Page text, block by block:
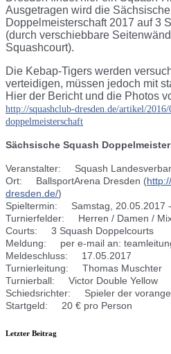
Ausgetragen wird die
Doppelmeisterschaft 2017 auf 3
(durch verschiebbare
Squashcourt).
Die Kebap-Tigers werden
verteidigen, müssen jedoch mit
Hier der Bericht und die Photos
http://squashclub-dresden.de/artikel/2016/
doppelmeisterschaft
Sächsische Squash
Veranstalter: Squash
Ort: BallsportArena Dresden (http://
dresden.de/)
Spieltermin: Samstag, 20.05.2017
Turnierfelder: Herren / Damen /
Courts: 3 Squash Doppelcourts
Meldung: per e-mail an:
Meldeschluss: 17.05.2017
Turnierleitung: Thomas Muschter
Turnierball: Victor Double Yellow
Schiedsrichter: Spieler der
Startgeld: 20 € pro Person
Letzter Beitrag